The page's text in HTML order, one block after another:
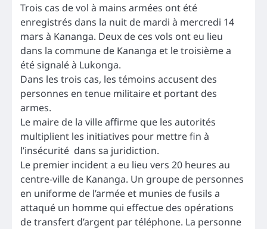
Trois cas de vol à mains armées ont été
enregistrés dans la nuit de mardi à mercredi 14
mars à Kananga. Deux de ces vols ont eu lieu
dans la commune de Kananga et le troisième a
été signalé à Lukonga.
Dans les trois cas, les témoins accusent des
personnes en tenue militaire et portant des
armes.
Le maire de la ville affirme que les autorités
multiplient les initiatives pour mettre fin à
l’insécurité dans sa juridiction.
Le premier incident a eu lieu vers 20 heures au
centre-ville de Kananga. Un groupe de personnes
en uniforme de l’armée et munies de fusils a
attaqué un homme qui effectue des opérations
de transfert d’argent par téléphone. La personne